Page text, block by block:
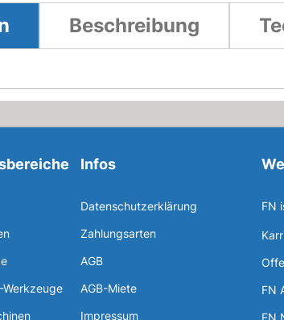
Beschreibung
Werkzeuge
Infos
Datenschutzerklärung
Zahlungsarten
AGB
AGB-Miete
Impressum
FN
FN
FN